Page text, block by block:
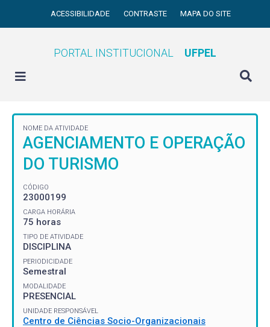
ACESSIBILIDADE CONTRASTE MAPA DO SITE
PORTAL INSTITUCIONAL UFPEL
NOME DA ATIVIDADE
AGENCIAMENTO E OPERAÇÃO
DO TURISMO
CÓDIGO
23000199
CARGA HORÁRIA
75 horas
TIPO DE ATIVIDADE
DISCIPLINA
PERIODICIDADE
Semestral
MODALIDADE
PRESENCIAL
UNIDADE RESPONSÁVEL
Centro de Ciências Socio-Organizacionais